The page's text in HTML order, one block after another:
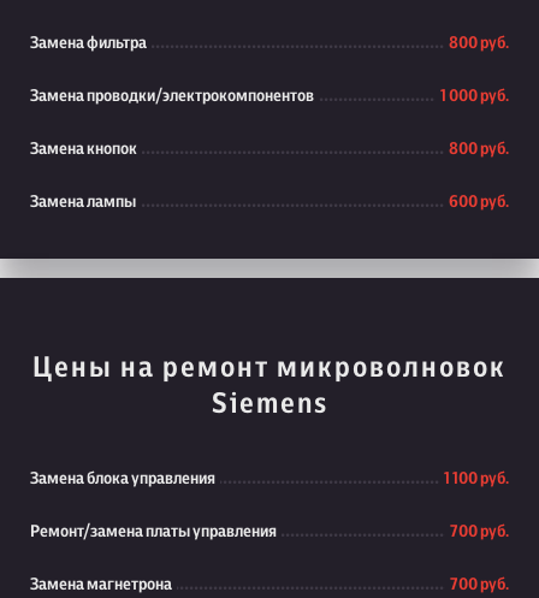
Замена фильтра 800 руб.
Замена проводки/электрокомпонентов 1 000 руб.
Замена кнопок 800 руб.
Замена лампы 600 руб.
Цены на ремонт микроволновок
Siemens
Замена блока управления 1 100 руб.
Ремонт/замена платы управления 700 руб.
Замена магнетрона 700 руб.